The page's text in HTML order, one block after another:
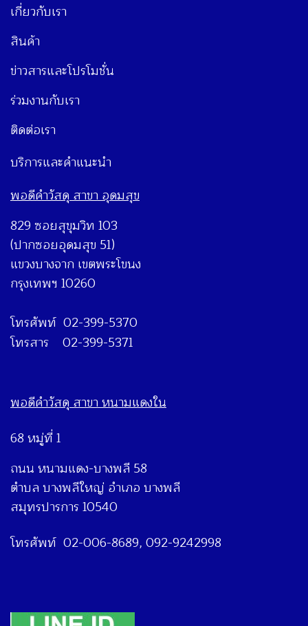
เกี่ยวกับเรา
สินค้า
ข่าวสารและโปรโมชั่น
ร่วมงานกับเรา
ติดต่อเรา
บริการและคำแนะนำ
พอดีคำวัสดุ สาขา อุดมสุข
829 ซอยสุขุมวิท 103
(ปากซอยอุดมสุข 51)
แขวงบางจาก เขตพระโขนง
กรุงเทพฯ 10260
โทรศัพท์ 02-399-5370
โทรสาร 02-399-5371
พอดีคำวัสดุ สาขา หนามแดงใน
68 หมู่ที่ 1
ถนน หนามแดง-บางพลี 58
ตำบล บางพลีใหญ่ อำเภอ บางพลี
สมุทรปารการ 10540
โทรศัพท์ 02-006-8689, 092-9242998